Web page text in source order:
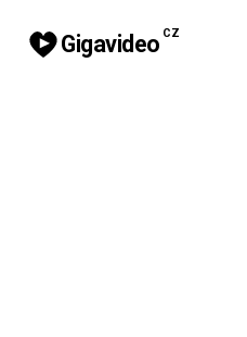
Gigavideo CZ